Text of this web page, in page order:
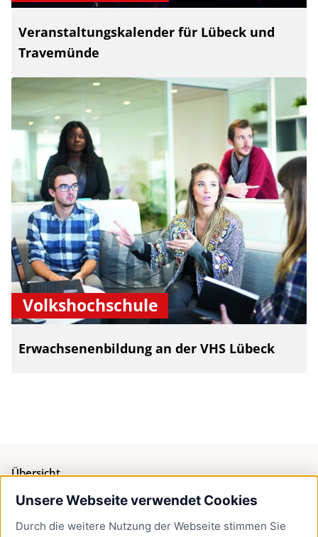
Unsere Webseite verwendet Cookies
Durch die weitere Nutzung der Webseite stimmen Sie
Veranstaltungskalender für Lübeck und
Travemünde
Volkshochschule
Erwachsenenbildung an der VHS Lübeck
Übersicht
Bürgerservice
Presse